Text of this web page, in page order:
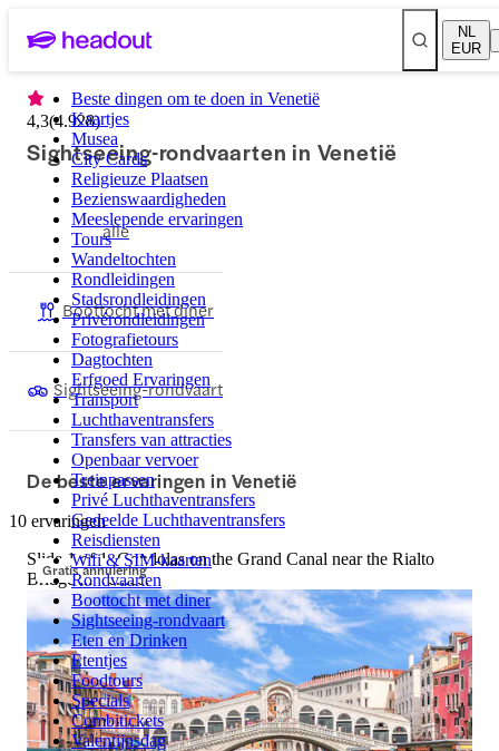
NL
EUR
Beste dingen om te doen in Venetië
Kaartjes
Musea
City Cards
Religieuze Plaatsen
Bezienswaardigheden
Meeslepende ervaringen
Tours
Wandeltochten
Rondleidingen
Stadsrondleidingen
Privérondleidingen
Fotografietours
Dagtochten
Erfgoed Ervaringen
Transport
Luchthaventransfers
Transfers van attracties
Openbaar vervoer
Treinpassen
Privé Luchthaventransfers
Gedeelde Luchthaventransfers
Reisdiensten
Wifi & SIM-kaarten
Rondvaarten
Boottocht met diner
Sightseeing-rondvaart
Eten en Drinken
Etentjes
Foodtours
Specials
Combitickets
Valentijnsdag
4,3(4.928)
Sightseeing-rondvaarten in Venetië
alle
Boottocht met diner
Sightseeing-rondvaart
De beste ervaringen in Venetië
10 ervaringen
Gratis annulering
Slide 1 of 1, Gondolas on the Grand Canal near the Rialto
Bridge in Venice.